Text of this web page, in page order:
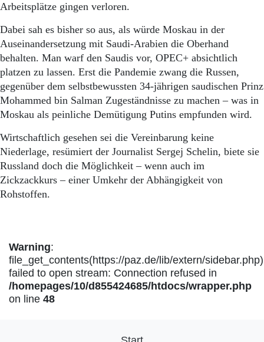
Arbeitsplätze gingen verloren.
Dabei sah es bisher so aus, als würde Moskau in der
Auseinandersetzung mit Saudi-Arabien die Oberhand
behalten. Man warf den Saudis vor, OPEC+ absichtlich
platzen zu lassen. Erst die Pandemie zwang die Russen,
gegenüber dem selbstbewussten 34-jährigen saudischen Prinz
Mohammed bin Salman Zugeständnisse zu machen – was in
Moskau als peinliche Demütigung Putins empfunden wird.
Wirtschaftlich gesehen sei die Vereinbarung keine
Niederlage, resümiert der Journalist Sergej Schelin, biete sie
Russland doch die Möglichkeit – wenn auch im
Zickzackkurs – einer Umkehr der Abhängigkeit von
Rohstoffen.
Warning:
file_get_contents(https://paz.de/lib/extern/
failed to open stream: Connection refused in
/homepages/10/d855424685/htdocs/wrapper.php
on line 48